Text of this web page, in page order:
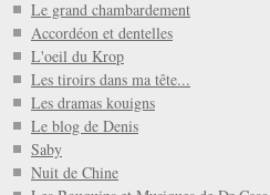
Le grand chambardement
Accordéon et dentelles
L'oeil du Krop
Les tiroirs dans ma tête...
Les dramas kouigns
Le blog de Denis
Saby
Nuit de Chine